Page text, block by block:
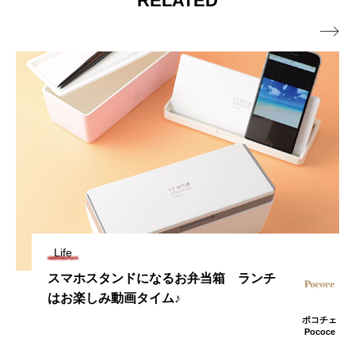
Life
スマホスタンドになるお弁当箱 ランチ
はお楽しみ動画タイム♪
ポコチェ
Pococe
